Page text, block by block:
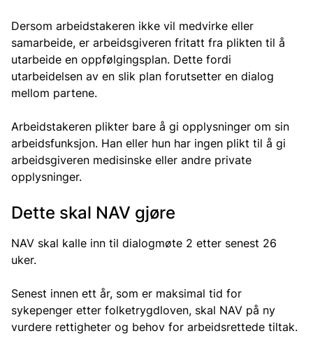
Dersom arbeidstakeren ikke vil medvirke eller
samarbeide, er arbeidsgiveren fritatt fra plikten til å
utarbeide en oppfølgingsplan. Dette fordi
utarbeidelsen av en slik plan forutsetter en dialog
mellom partene.
Arbeidstakeren plikter bare å gi opplysninger om sin
arbeidsfunksjon. Han eller hun har ingen plikt til å gi
arbeidsgiveren medisinske eller andre private
opplysninger.
Dette skal NAV gjøre
NAV skal kalle inn til dialogmøte 2 etter senest 26
uker.
Senest innen ett år, som er maksimal tid for
sykepenger etter folketrygdloven, skal NAV på ny
vurdere rettigheter og behov for arbeidsrettede tiltak.